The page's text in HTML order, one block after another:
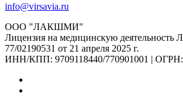
info@virsavia.ru
ООО "ЛАКШМИ"
Лицензия на медицинскую деятельность
77/02190531 от 21 апреля 2025 г.
ИНН/КПП: 9709118440/770901001 | ОГРН: